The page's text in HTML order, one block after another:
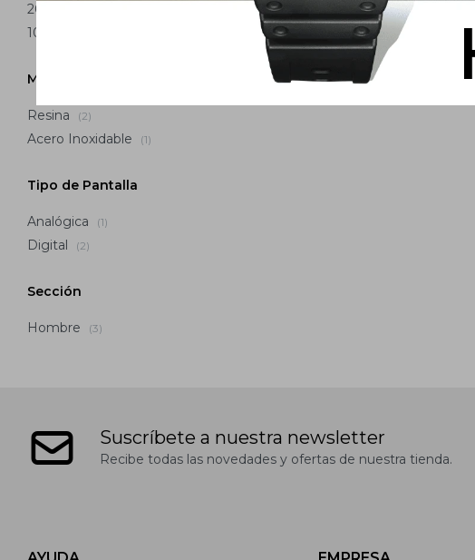
200 m
100 m
Material Correa
Resina (2)
Acero Inoxidable (1)
Tipo de Pantalla
Analógica (1)
Digital (2)
Sección
Hombre (3)
Suscríbete a nuestra newsletter
Recibe todas las novedades y ofertas de nuestra tienda.